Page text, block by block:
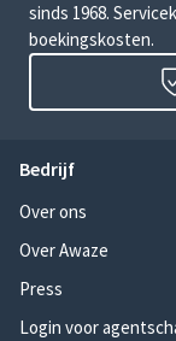
sinds 1968.
boekingskosten.
Bedrijf
Over ons
Over Awaze
Press
Login voor